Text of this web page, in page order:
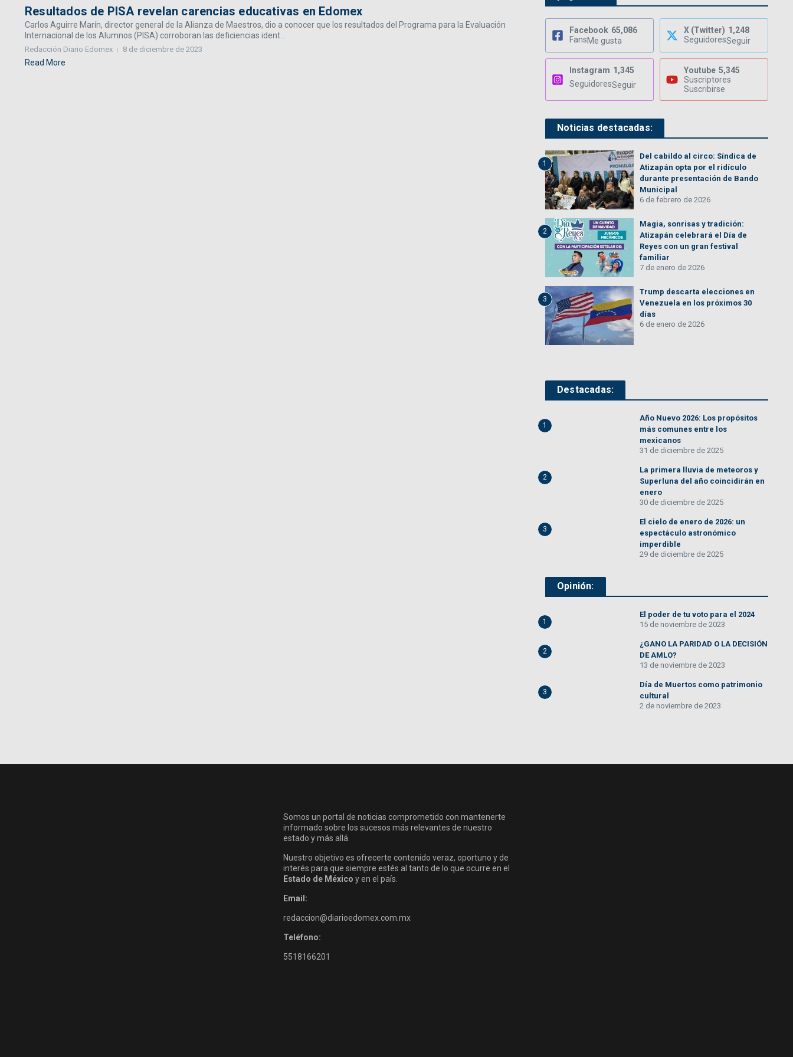
Resultados de PISA revelan carencias educativas en Edomex
Carlos Aguirre Marín, director general de la Alianza de Maestros, dio a conocer que los resultados del Programa para la Evaluación
Internacional de los Alumnos (PISA) corroboran las deficiencias ident...
Redacción Diario Edomex 8 de diciembre de 2023
Read More
Facebook 65,086
FansMe gusta
X (Twitter) 1,248
SeguidoresSeguir
Instagram 1,345
SeguidoresSeguir
Youtube 5,345
Suscriptores
Suscribirse
Noticias destacadas:
1
Del cabildo al circo: Síndica de
Atizapán opta por el ridículo
durante presentación de Bando
Municipal
6 de febrero de 2026
2
Magia, sonrisas y tradición:
Atizapán celebrará el Día de
Reyes con un gran festival
familiar
7 de enero de 2026
3
Trump descarta elecciones en
Venezuela en los próximos 30
días
6 de enero de 2026
Destacadas:
1
Año Nuevo 2026: Los propósitos
más comunes entre los
mexicanos
31 de diciembre de 2025
2
La primera lluvia de meteoros y
Superluna del año coincidirán en
enero
30 de diciembre de 2025
3
El cielo de enero de 2026: un
espectáculo astronómico
imperdible
29 de diciembre de 2025
Opinión:
1
El poder de tu voto para el 2024
15 de noviembre de 2023
2
¿GANO LA PARIDAD O LA DECISIÓN
DE AMLO?
13 de noviembre de 2023
3
Día de Muertos como patrimonio
cultural
2 de noviembre de 2023
Somos un portal de noticias comprometido con mantenerte
informado sobre los sucesos más relevantes de nuestro
estado y más allá.
Nuestro objetivo es ofrecerte contenido veraz, oportuno y de
interés para que siempre estés al tanto de lo que ocurre en el
Estado de México y en el país.
Email:
redaccion@diarioedomex.com.mx
Teléfono:
5518166201